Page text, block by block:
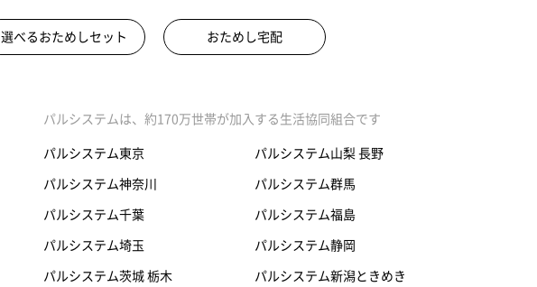
選べるおためしセット おためし宅配
パルシステムは、約170万世帯が加入する生活協同組合です
パルシステム東京
パルシステム神奈川
パルシステム千葉
パルシステム埼玉
パルシステム茨城 栃木
パルシステム山梨 長野
パルシステム群馬
パルシステム福島
パルシステム静岡
パルシステム新潟ときめき